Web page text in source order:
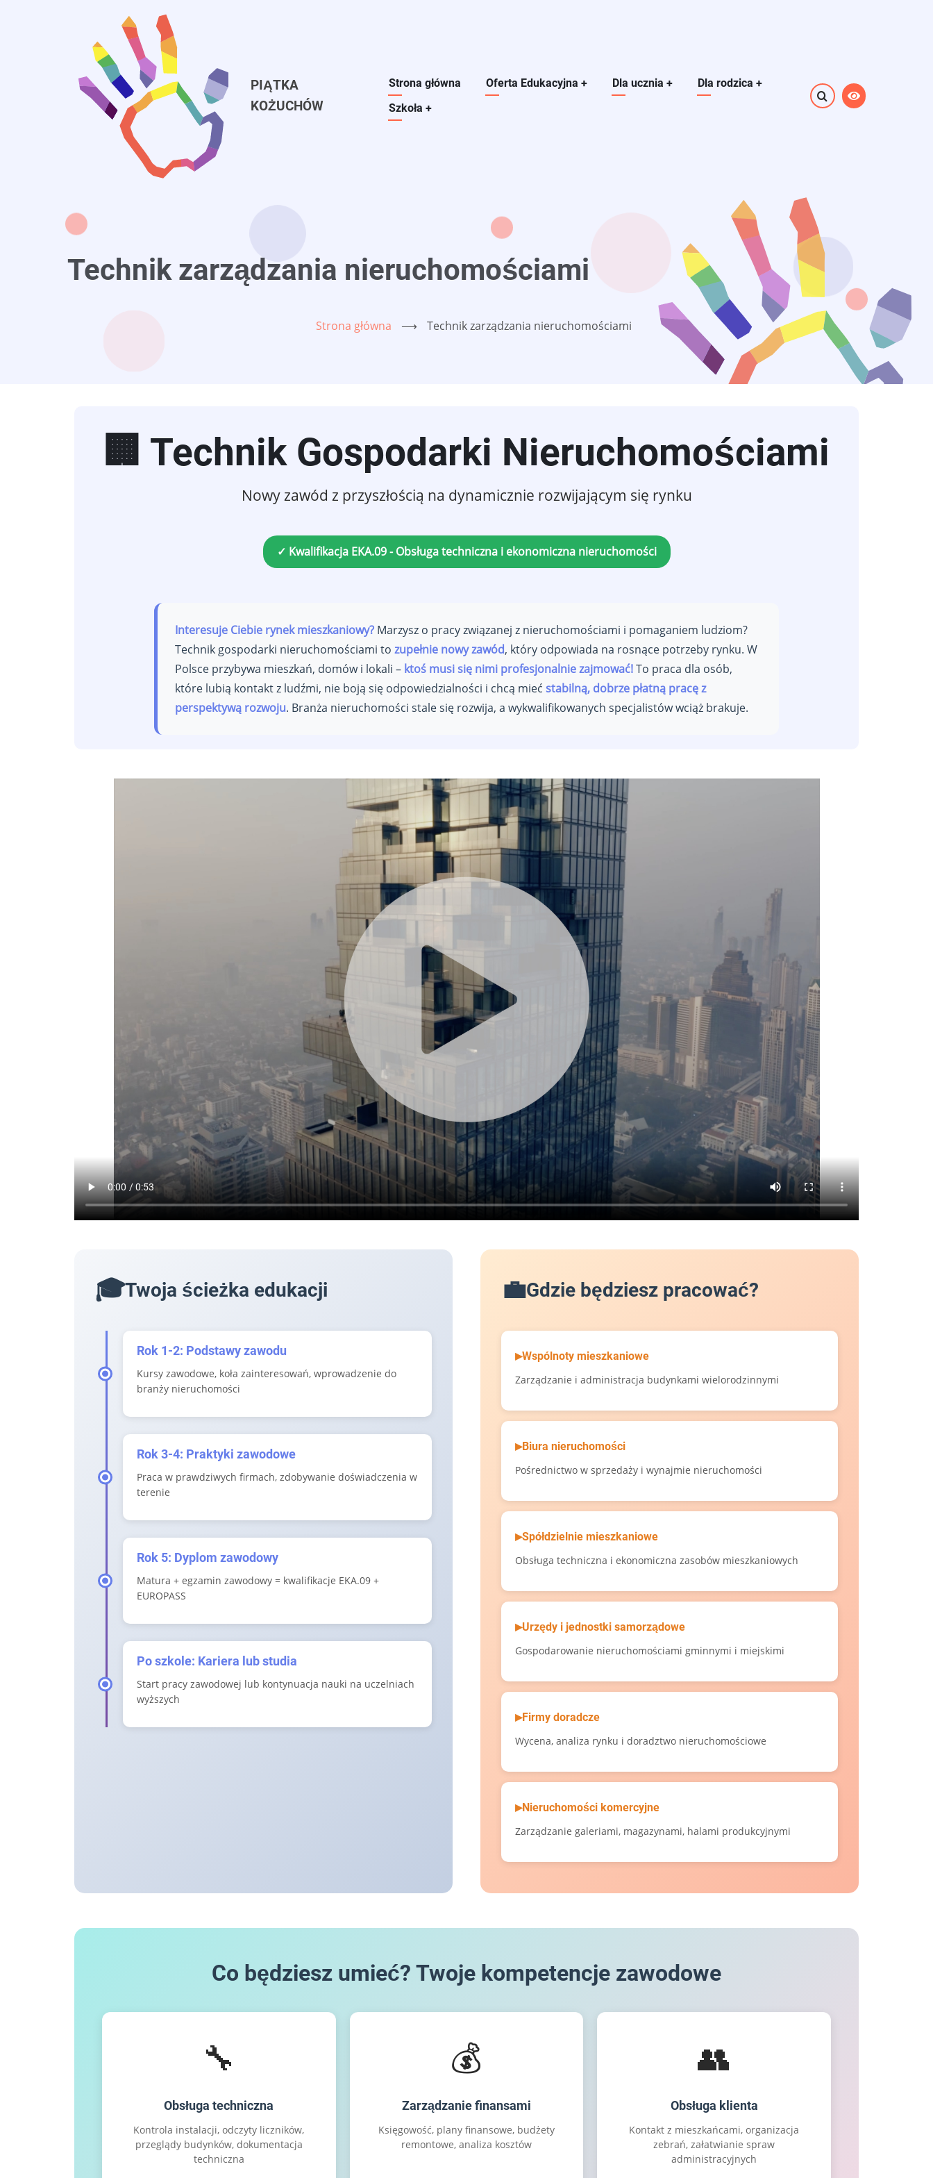
PIĄTKA
KOŻUCHÓW
Main navigation
Strona główna Oferta Edukacyjna+ Dla ucznia+ Dla rodzica+
Szkoła+
Technik zarządzania nieruchomościami
Strona główna ⟶ Technik zarządzania nieruchomościami
🏢 Technik Gospodarki Nieruchomościami
Nowy zawód z przyszłością na dynamicznie rozwijającym się rynku
✓ Kwalifikacja EKA.09 - Obsługa techniczna i ekonomiczna nieruchomości
Interesuje Ciebie rynek mieszkaniowy? Marzysz o pracy związanej z nieruchomościami i pomaganiem ludziom?
Technik gospodarki nieruchomościami to zupełnie nowy zawód, który odpowiada na rosnące potrzeby rynku. W
Polsce przybywa mieszkań, domów i lokali – ktoś musi się nimi profesjonalnie zajmować!To praca dla osób,
które lubią kontakt z ludźmi, nie boją się odpowiedzialności i chcą mieć stabilną, dobrze płatną pracę z
perspektywą rozwoju. Branża nieruchomości stale się rozwija, a wykwalifikowanych specjalistów wciąż brakuje.
Twoja ścieżka edukacji
Rok 1-2: Podstawy zawodu
Kursy zawodowe, koła zainteresowań, wprowadzenie do
branży nieruchomości
Rok 3-4: Praktyki zawodowe
Praca w prawdziwych firmach, zdobywanie doświadczenia w
terenie
Rok 5: Dyplom zawodowy
Matura + egzamin zawodowy = kwalifikacje EKA.09 +
EUROPASS
Po szkole: Kariera lub studia
Start pracy zawodowej lub kontynuacja nauki na uczelniach
wyższych
Gdzie będziesz pracować?
Wspólnoty mieszkaniowe
Zarządzanie i administracja budynkami wielorodzinnymi
Biura nieruchomości
Pośrednictwo w sprzedaży i wynajmie nieruchomości
Spółdzielnie mieszkaniowe
Obsługa techniczna i ekonomiczna zasobów mieszkaniowych
Urzędy i jednostki samorządowe
Gospodarowanie nieruchomościami gminnymi i miejskimi
Firmy doradcze
Wycena, analiza rynku i doradztwo nieruchomościowe
Nieruchomości komercyjne
Zarządzanie galeriami, magazynami, halami produkcyjnymi
Co będziesz umieć? Twoje kompetencje zawodowe
🔧
Obsługa techniczna
Kontrola instalacji, odczyty liczników,
przeglądy budynków, dokumentacja
techniczna
💰
Zarządzanie finansami
Księgowość, plany finansowe, budżety
remontowe, analiza kosztów
👥
Obsługa klienta
Kontakt z mieszkańcami, organizacja
zebrań, załatwianie spraw
administracyjnych